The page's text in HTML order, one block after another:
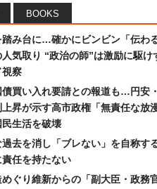
BOOKS
踏み台に…確かにビンビン「伝わ
気取り “政治の師”は激励に駆け
視察
債買い入れ要請との報道も…円安
昇が示す高市政権「無責任な放
生活を破壊
去を消し「ブレない」を自称す
責任を持たない
めぐり維新からの「副大臣・政務